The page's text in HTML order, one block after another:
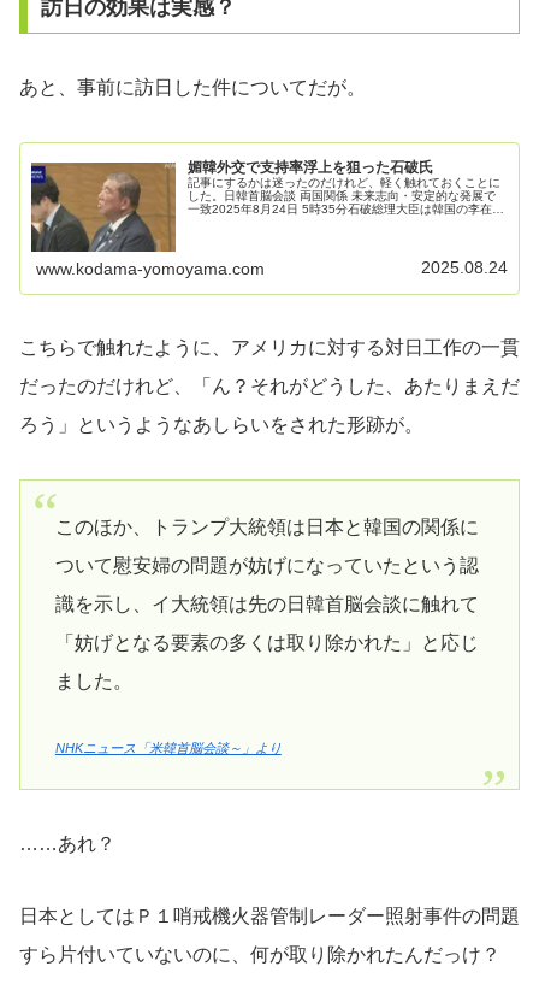
訪日の効果は実感？
あと、事前に訪日した件についてだが。
媚韓外交で支持率浮上を狙った石破氏
記事にするかは迷ったのだけれど、軽く触れておくことに
した。日韓首脳会談 両国関係 未来志向・安定的な発展で
一致2025年8月24日 5時35分石破総理大臣は韓国の李在明
www.kodama-yomoyama.com 2025.08.24
こちらで触れたように、アメリカに対する対日工作の一貫
だったのだけれど、「ん？それがどうした、あたりまえだ
ろう」というようなあしらいをされた形跡が。
このほか、トランプ大統領は日本と韓国の関係に
ついて慰安婦の問題が妨げになっていたという認
識を示し、イ大統領は先の日韓首脳会談に触れて
「妨げとなる要素の多くは取り除かれた」と応じ
ました。
NHKニュース「米韓首脳会談～」より
……あれ？
日本としてはＰ１哨戒機火器管制レーダー照射事件の問題
すら片付いていないのに、何が取り除かれたんだっけ？